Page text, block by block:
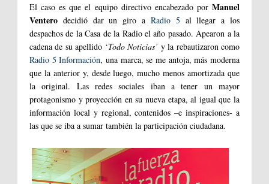
El caso es que el equipo directivo encabezado por Manuel
Ventero decidió dar un giro a Radio 5 al llegar a los
despachos de la Casa de la Radio el año pasado. Apearon a la
cadena de su apellido ‘Todo Noticias’ y la rebautizaron como
Radio 5 Información, una marca, se me antoja, más moderna
que la anterior y, desde luego, mucho menos amortizada que
la original. Las redes sociales iban a tener un mayor
protagonismo y proyección en su nueva etapa, al igual que la
información local y regional, contenidos –e inspiraciones- a
las que se iba a sumar también la participación ciudadana.